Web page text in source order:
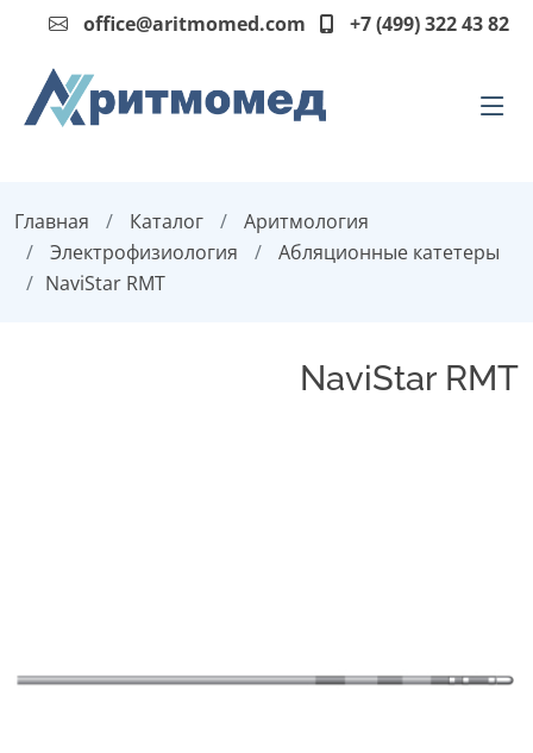
office@aritmomed.com +7 (499) 322 43 82
Главная Каталог
Аритмология
Электрофизиология
Абляционные катетеры
NaviStar RMT
NaviStar RMT